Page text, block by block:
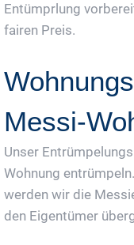
Entümprlung
fairen Preis.
Messi-
Unser
Wohnung
werden wir die
den Eigentümer